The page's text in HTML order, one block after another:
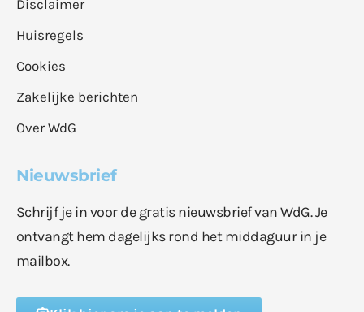
Disclaimer
Huisregels
Cookies
Zakelijke berichten
Over WdG
Nieuwsbrief
Schrijf je in voor de gratis nieuwsbrief van WdG. Je
ontvangt hem dagelijks rond het middaguur in je
mailbox.